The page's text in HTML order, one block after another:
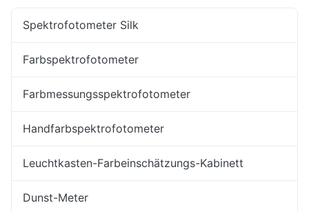
Spektrofotometer Silk
Farbspektrofotometer
Farbmessungsspektrofotometer
Handfarbspektrofotometer
Leuchtkasten-Farbeinschätzungs-Kabinett
Dunst-Meter